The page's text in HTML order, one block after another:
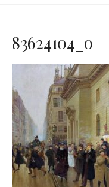
83624104_o